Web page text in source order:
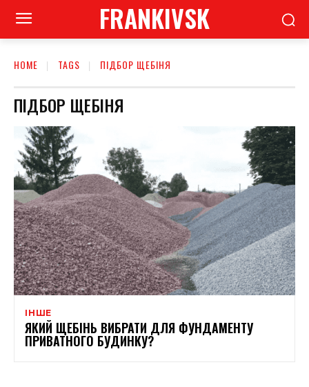
FRANKIVSK
HOME TAGS ПІДБОР ЩЕБІНЯ
ПІДБОР ЩЕБІНЯ
ІНШЕ
ЯКИЙ ЩЕБІНЬ ВИБРАТИ ДЛЯ ФУНДАМЕНТУ
ПРИВАТНОГО БУДИНКУ?